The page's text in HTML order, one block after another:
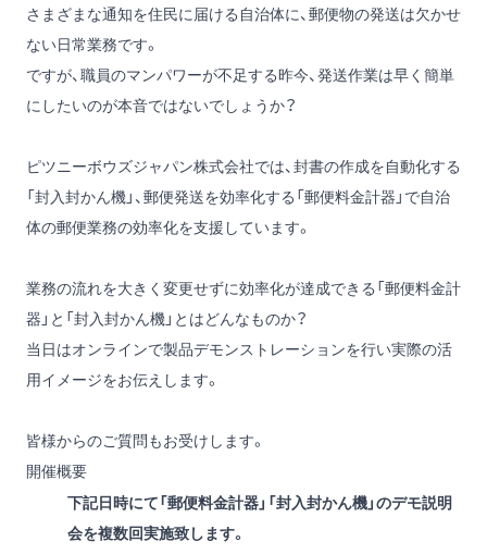
さまざまな通知を住民に届ける自治体に、郵便物の発送は欠かせ
ない日常業務です。
ですが、職員のマンパワーが不足する昨今、発送作業は早く簡単
にしたいのが本音ではないでしょうか？
ピツニーボウズジャパン株式会社では、封書の作成を自動化する
「封入封かん機」、郵便発送を効率化する「郵便料金計器」で自治
体の郵便業務の効率化を支援しています。
業務の流れを大きく変更せずに効率化が達成できる「郵便料金計
器」と「封入封かん機」とはどんなものか？
当日はオンラインで製品デモンストレーションを行い実際の活
用イメージをお伝えします。
皆様からのご質問もお受けします。
開催概要
下記日時にて「郵便料金計器」「封入封かん機」のデモ説明
会を複数回実施致します。